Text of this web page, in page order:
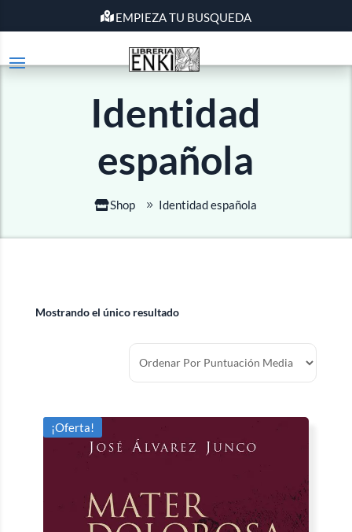
EMPIEZA TU BUSQUEDA
Identidad
española
Shop Identidad española
Mostrando el único resultado
¡Oferta!